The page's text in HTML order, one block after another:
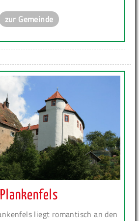
zur Gemeinde
Plankenfels
liegt romantisch an den